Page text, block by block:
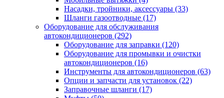
Насадки, тройники, аксессуары (33)
Шланги газоотводные (17)
Оборудование для обслуживания
автокондиционеров (292)
Оборудование для заправки (120)
Оборудование для промывки и очистки
автокондиционеров (16)
Инструменты для автокондиционеров (63)
Опции и запчасти для установок (22)
Заправочные шланги (17)